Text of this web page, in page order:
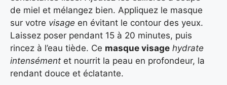
de miel et mélangez bien. Appliquez le masque
sur votre visage en évitant le contour des yeux.
Laissez poser pendant 15 à 20 minutes, puis
rincez à l’eau tiède. Ce masque visage hydrate
intensément et nourrit la peau en profondeur, la
rendant douce et éclatante.